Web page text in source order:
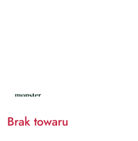
PRODUCENTA:
Brak towaru